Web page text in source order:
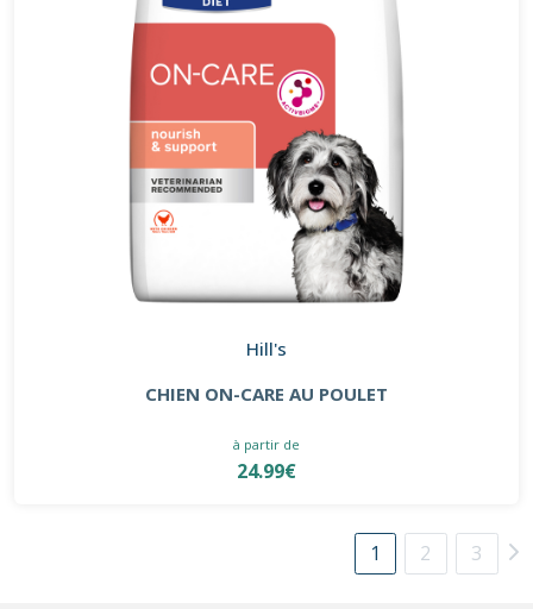
Hill's
CHIEN ON-CARE AU POULET
à partir de
24.99€
1 2 3